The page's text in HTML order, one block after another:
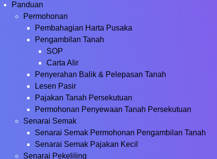
Panduan
Permohonan
Pembahagian Harta Pusaka
Pengambilan Tanah
SOP
Carta Alir
Penyerahan Balik & Pelepasan Tanah
Lesen Pasir
Pajakan Tanah Persekutuan
Permohonan Penyewaan Tanah Persekutuan
Senarai Semak
Senarai Semak Permohonan Pengambilan Tanah
Senarai Semak Pajakan Kecil
Senarai Pekeliling